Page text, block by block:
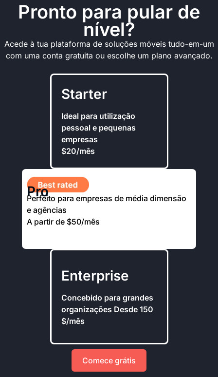
Pronto para pular de
nível?
Acede à tua plataforma de soluções móveis tudo-em-um
com uma conta gratuita ou escolhe um plano avançado.
Starter
Ideal para utilização
pessoal e pequenas
empresas
$20/mês
Pro
Perfeito para empresas de média dimensão
e agências
A partir de $50/mês
Enterprise
Concebido para grandes
organizações Desde 150
$/mês
Comece grátis